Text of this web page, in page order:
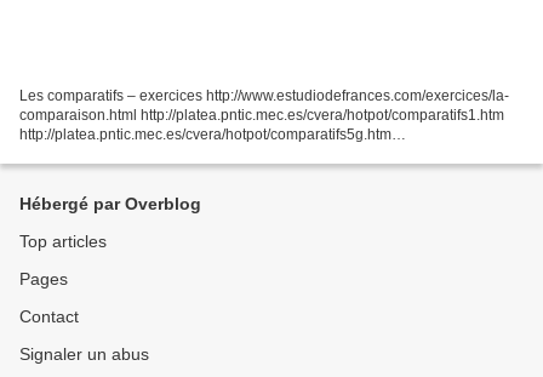
Les comparatifs – exercices http://www.estudiodefrances.com/exercices/la-
comparaison.html http://platea.pntic.mec.es/cvera/hotpot/comparatifs1.htm
http://platea.pntic.mec.es/cvera/hotpot/comparatifs5g.htm
TemaClave=1055&est=1...
Hébergé par Overblog
Top articles
Pages
Contact
Signaler un abus